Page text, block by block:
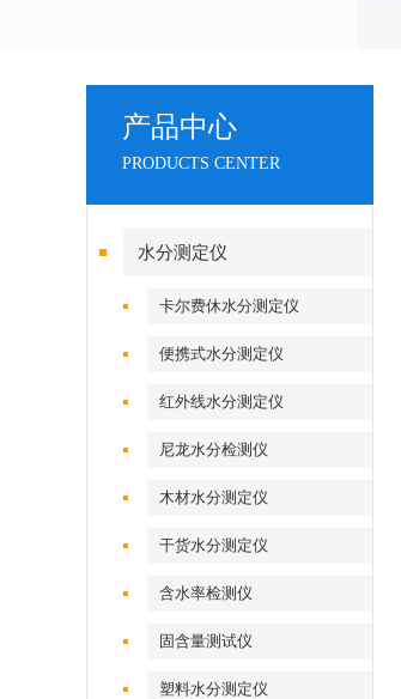
产品中心
PRODUCTS CENTER
水分测定仪
卡尔费休水分测定仪
便携式水分测定仪
红外线水分测定仪
尼龙水分检测仪
木材水分测定仪
干货水分测定仪
含水率检测仪
固含量测试仪
塑料水分测定仪